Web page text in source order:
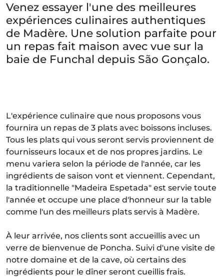
Venez essayer l'une des meilleures
expériences culinaires authentiques
de Madère. Une solution parfaite pour
un repas fait maison avec vue sur la
baie de Funchal depuis São Gonçalo.
L'expérience culinaire que nous proposons vous
fournira un repas de 3 plats avec boissons incluses.
Tous les plats qui vous seront servis proviennent de
fournisseurs locaux et de nos propres jardins. Le
menu variera selon la période de l'année, car les
ingrédients de saison vont et viennent. Cependant,
la traditionnelle "Madeira Espetada" est servie toute
l'année et occupe une place d'honneur sur la table
comme l'un des meilleurs plats servis à Madère.
À leur arrivée, nos clients sont accueillis avec un
verre de bienvenue de Poncha. Suivi d'une visite de
notre domaine et de la cave, où certains des
ingrédients pour le dîner seront cueillis frais.